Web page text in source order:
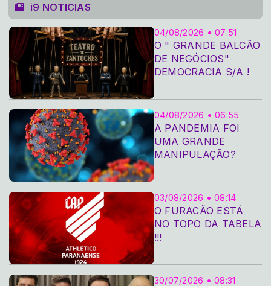
i9 NOTICIAS
04/08/2026 • 07:51
O " GRANDE BALCÃO
DE NEGÓCIOS"
DEMOCRACIA S/A !
04/08/2026 • 06:55
A PANDEMIA FOI
UMA GRANDE
MANIPULAÇÃO?
03/08/2026 • 08:14
O FURACÃO ESTÁ
NO TOPO DA TABELA
!!!
30/07/2026 • 08:31